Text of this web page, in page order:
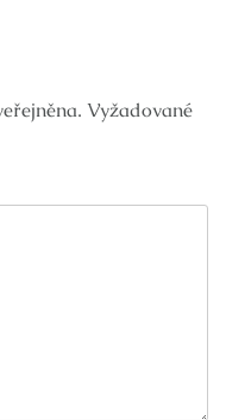
Vyžadované